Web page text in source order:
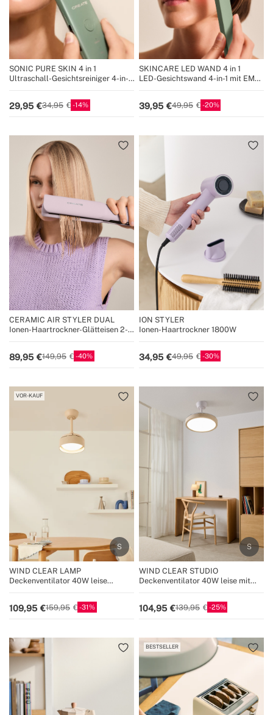
SONIC PURE SKIN 4 in 1
Ultraschall-Gesichtsreiniger 4-in-1
29,95 34,95 14
SKINCARE LED WAND 4 in 1
LED-Gesichtswand 4-in-1 mit EMS-
39,95 49,95 20
CERAMIC AIR STYLER DUAL
Ionen-Haartrockner-Glätteisen 2-
89,95 149,95 40
ION STYLER
Ionen-Haartrockner 1800W
34,95 49,95 30
VOR-KAUF
WIND CLEAR LAMP
Deckenventilator 40W leise
109,95 159,95 31
WIND CLEAR STUDIO
Deckenventilator 40W leise mit
104,95 139,95 25
BESTSELLER